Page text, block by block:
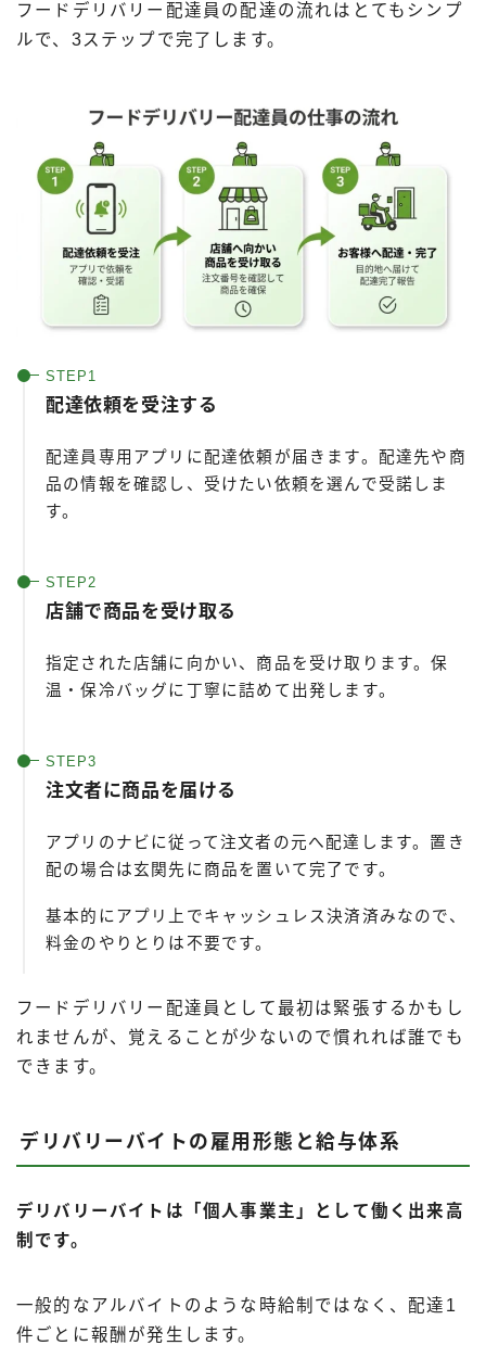
フードデリバリー配達員の配達の流れはとてもシンプ
ルで、3ステップで完了します。
配達依頼を受注する
配達員専用アプリに配達依頼が届きます。配達先や商
品の情報を確認し、受けたい依頼を選んで受諾しま
す。
店舗で商品を受け取る
指定された店舗に向かい、商品を受け取ります。保
温・保冷バッグに丁寧に詰めて出発します。
注文者に商品を届ける
アプリのナビに従って注文者の元へ配達します。置き
配の場合は玄関先に商品を置いて完了です。
基本的にアプリ上でキャッシュレス決済済みなので、
料金のやりとりは不要です。
フードデリバリー配達員として最初は緊張するかもし
れませんが、覚えることが少ないので慣れれば誰でも
できます。
デリバリーバイトの雇用形態と給与体系
デリバリーバイトは「個人事業主」として働く出来高
制です。
一般的なアルバイトのような時給制ではなく、配達1
件ごとに報酬が発生します。